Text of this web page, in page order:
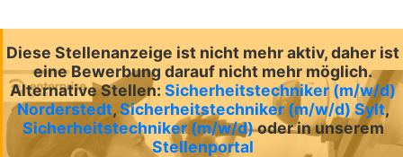
Diese Stellenanzeige ist nicht mehr aktiv, daher ist
eine Bewerbung darauf nicht mehr möglich.
Alternative Stellen: Sicherheitstechniker (m/w/d)
Norderstedt,Sicherheitstechniker (m/w/d) Sylt,
Sicherheitstechniker (m/w/d)oder in unserem
Stellenportal